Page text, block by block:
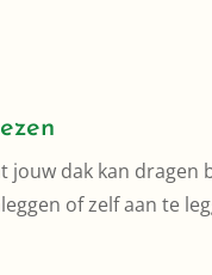
jouw dak kan
of zelf aan te